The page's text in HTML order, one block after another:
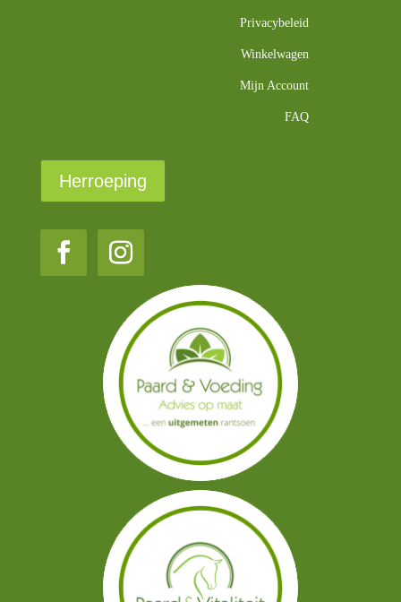
Privacybeleid
Winkelwagen
Mijn Account
FAQ
Herroeping